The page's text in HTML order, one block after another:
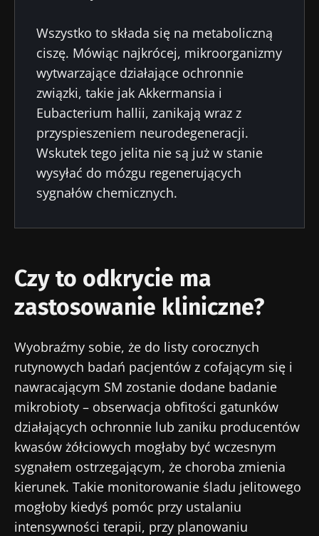
Wszystko to składa się na metaboliczną
ciszę. Mówiąc najkrócej, mikroorganizmy
wytwarzające działające ochronnie
związki, takie jak Akkermansia i
Eubacterium hallii, zanikają wraz z
przyspieszeniem neurodegeneracji.
Wskutek tego jelita nie są już w stanie
wysyłać do mózgu regenerujących
sygnałów chemicznych.
Czy to odkrycie ma
zastosowanie kliniczne?
Wyobraźmy sobie, że do listy corocznych
rutynowych badań pacjentów z cofającym się i
nawracającym SM zostanie dodane badanie
mikrobioty – obserwacja obfitości gatunków
działających ochronnie lub zaniku producentów
kwasów żółciowych mogłaby być wczesnym
sygnałem ostrzegającym, że choroba zmienia
kierunek. Takie monitorowanie śladu jelitowego
mogłoby kiedyś pomóc przy ustalaniu
intensywności terapii, przy planowaniu
Przekierowanie
Zamierzasz przekierować i opuszczać naszą
Zostać przekierowany
Pobyt na stronie internetowej Instytutu
Microbiota BioCodex
Bądź na bieżąco
Dołącz do społeczności mikrobioty dla
„Microbiota Digest” i „Magazyn dla
bieżąco z najnowszymi informacjami o
mikrobiocie.
Chcę zaprenumerować inne wiadomości z
Biocodexu
Zapoznałem się i akceptujęogólne warunki
korzystaniaipolityka ochrony danych
osobowychBiocodex Microbiota Institute.
* Pole obowiązkowe
Dołącz do społeczności mikrobioty dla
pracowników ochrony zdrowia i odbieraj
„Microbiota Digest” i „Magazyn dla
pracowników służby zdrowia”, aby być na
bieżąco z najnowszymi informacjami o
mikrobiocie.
Chcę zaprenumerować inne wiadomości z
Biocodexu
Zapoznałem się i akceptujęogólne warunki
osobowychBiocodex Microbiota Institute.
* Pole obowiązkowe
BMI 20-35
Więcej informacji